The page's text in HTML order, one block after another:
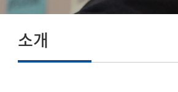
소개